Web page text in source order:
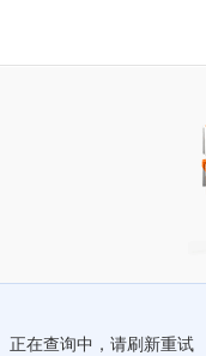
正在查询中，请刷新重试